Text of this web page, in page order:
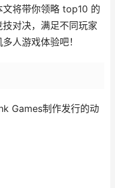
文将带你领略 top10 的
对决，满足不同玩家
人游戏体验吧！
Games制作发行的动